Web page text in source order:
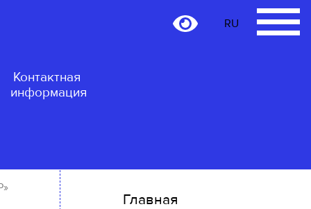
Контактная
информация
RU
Главная